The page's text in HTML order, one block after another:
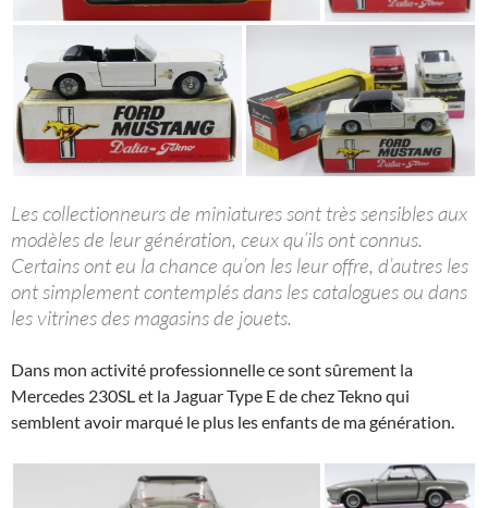
Les collectionneurs de miniatures sont très sensibles aux
modèles de leur génération, ceux qu’ils ont connus.
Certains ont eu la chance qu’on les leur offre, d’autres les
ont simplement contemplés dans les catalogues ou dans
les vitrines des magasins de jouets.
Dans mon activité professionnelle ce sont sûrement la
Mercedes 230SL et la Jaguar Type E de chez Tekno qui
semblent avoir marqué le plus les enfants de ma génération.